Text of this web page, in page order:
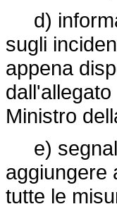
d)
sugli
appena
Ministro
e)
aggiungere
tutte le